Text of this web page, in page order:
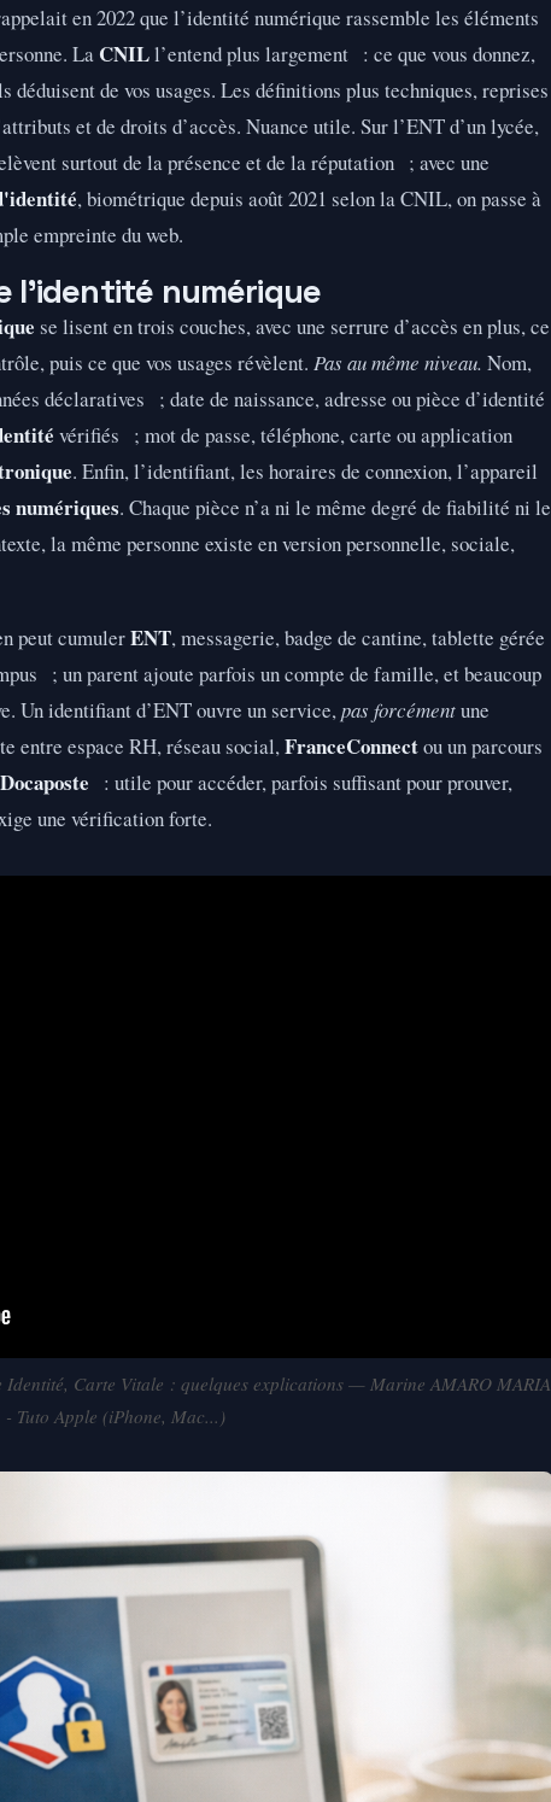
en 2022 que l’identité numérique rassemble les éléments
La CNILl’entend plus largement : ce que vous donnez,
déduisent de vos usages. Les définitions plus techniques, reprises
et de droits d’accès. Nuance utile. Sur l’ENT d’un lycée,
surtout de la présence et de la réputation ; avec une
, biométrique depuis août 2021 selon la CNIL, on passe à
empreinte du web.
l’identité numérique
se lisent en trois couches, avec une serrure d’accès en plus, ce
puis ce que vos usages révèlent. Pas au même niveau. Nom,
déclaratives ; date de naissance, adresse ou pièce d’identité
vérifiés ; mot de passe, téléphone, carte ou application
. Enfin, l’identifiant, les horaires de connexion, l’appareil
numériques. Chaque pièce n’a ni le même degré de fiabilité ni le
la même personne existe en version personnelle, sociale,
peut cumulerENT, messagerie, badge de cantine, tablette gérée
; un parent ajoute parfois un compte de famille, et beaucoup
Un identifiant d’ENT ouvre un service, pas forcémentune
entre espace RH, réseau social, FranceConnectou un parcours
: utile pour accéder, parfois suffisant pour prouver,
une vérification forte.
Identité, Carte Vitale : quelques explications — Marine AMARO MARIA
- Tuto Apple (iPhone, Mac...)